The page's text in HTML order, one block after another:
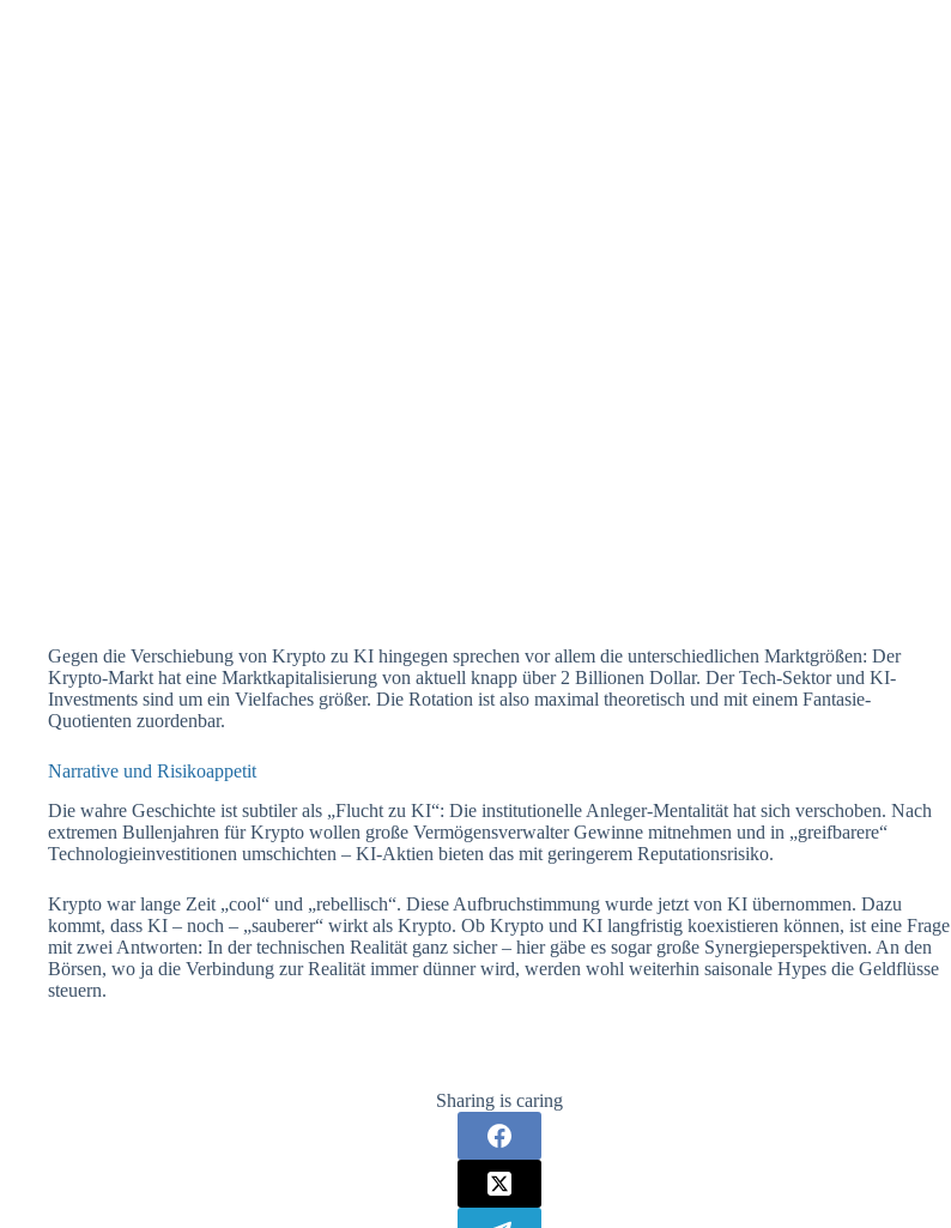
Gegen die Verschiebung von Krypto zu KI hingegen sprechen vor allem die unterschiedlichen Marktgrößen: Der
Krypto-Markt hat eine Marktkapitalisierung von aktuell knapp über 2 Billionen Dollar. Der Tech-Sektor und KI-
Investments sind um ein Vielfaches größer. Die Rotation ist also maximal theoretisch und mit einem Fantasie-
Quotienten zuordenbar.
Narrative und Risikoappetit
Die wahre Geschichte ist subtiler als „Flucht zu KI“: Die institutionelle Anleger-Mentalität hat sich verschoben. Nach
extremen Bullenjahren für Krypto wollen große Vermögensverwalter Gewinne mitnehmen und in „greifbarere“
Technologieinvestitionen umschichten – KI-Aktien bieten das mit geringerem Reputationsrisiko.
Krypto war lange Zeit „cool“ und „rebellisch“. Diese Aufbruchstimmung wurde jetzt von KI übernommen. Dazu
kommt, dass KI – noch – „sauberer“ wirkt als Krypto. Ob Krypto und KI langfristig koexistieren können, ist eine Frage
mit zwei Antworten: In der technischen Realität ganz sicher – hier gäbe es sogar große Synergieperspektiven. An den
Börsen, wo ja die Verbindung zur Realität immer dünner wird, werden wohl weiterhin saisonale Hypes die Geldflüsse
steuern.
Sharing is caring